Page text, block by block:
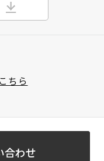
ちら
合わせ